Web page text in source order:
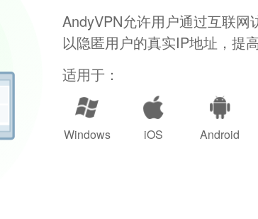
AndyVPN允许用户通过互联
以隐匿用户的真实IP地址，提
适用于：
Windows iOS Android